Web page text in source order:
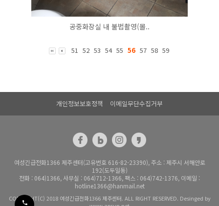
공중화장실 내 불법촬영(몰..
51 52 53 54 55 56 57 58 59
개인정보보호정책 이메일무단수집거부
여성긴급전화1366 제주센터(고유번호 616-82-23390), 주소 : 제주시 서해안로
192(도두일동)
전화 : 064)1366, 사무실 : 064)712-1366, 팩스 : 064)742-1376, 이메일 :
hotline1366@hanmail.net
COPYRIGHT(C) 2018 여성긴급전화1366 제주센터. ALL RIGHT RESERVED. Desinged by